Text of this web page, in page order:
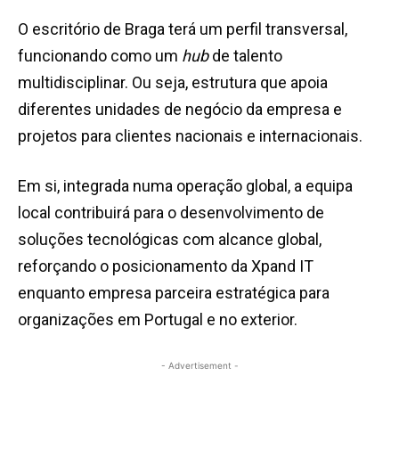
O escritório de Braga terá um perfil transversal,
funcionando como um hubde talento
multidisciplinar. Ou seja, estrutura que apoia
diferentes unidades de negócio da empresa e
projetos para clientes nacionais e internacionais.
Em si, integrada numa operação global, a equipa
local contribuirá para o desenvolvimento de
soluções tecnológicas com alcance global,
reforçando o posicionamento da Xpand IT
enquanto empresa parceira estratégica para
organizações em Portugal e no exterior.
- Advertisement -